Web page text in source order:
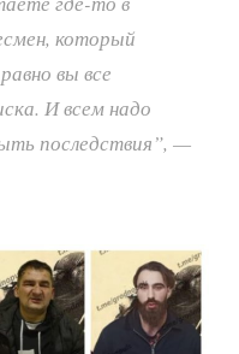
который
вы все
И всем надо
последствия”, —